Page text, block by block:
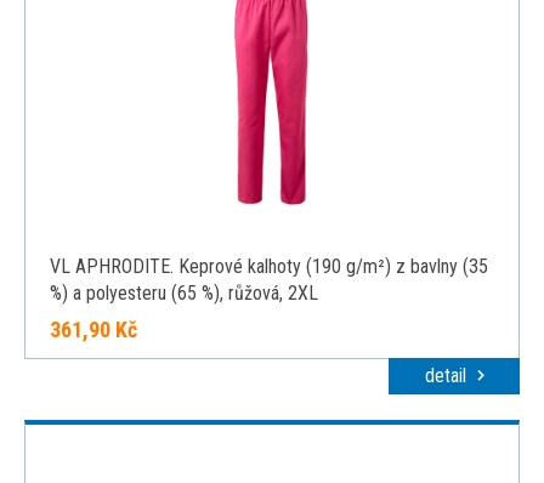
VL APHRODITE. Keprové kalhoty (190 g/m²) z bavlny (35
%) a polyesteru (65 %), růžová, 2XL
361,90 Kč
detail